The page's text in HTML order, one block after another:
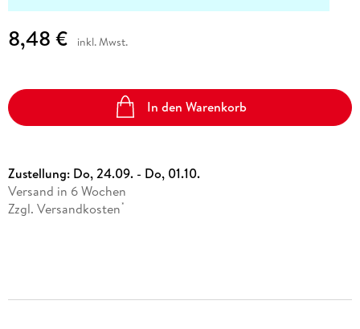
8,48 € inkl. Mwst.
In den Warenkorb
Zustellung: Do, 24.09. - Do, 01.10.
Versand in 6 Wochen
Zzgl. Versandkosten *